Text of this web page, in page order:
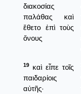
διακοσίας
παλάθας καὶ
ἔθετο ἐπὶ τοὺς
ὄνους
19
καὶ εἶπε τοῖς
παιδαρίοις
αὐτῆς·